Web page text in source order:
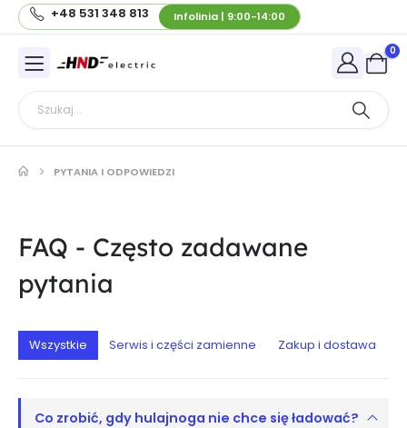
+48 531 348 813 Infolinia | 9:00-14:00
0
PYTANIA I ODPOWIEDZI
FAQ - Często zadawane
pytania
Wszystkie Serwis i części zamienne Zakup i dostawa
Co zrobić, gdy hulajnoga nie chce się ładować?